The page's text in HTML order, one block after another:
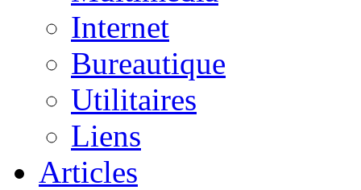
Internet
Bureautique
Utilitaires
Liens
Articles